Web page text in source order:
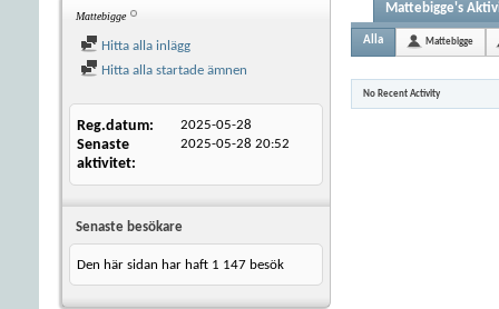
Mattebigge
Hitta alla inlägg
Hitta alla startade ämnen
Reg.datum 2025-05-28
Senaste
aktivitet
2025-05-28 20:52
Senaste besökare
Den här sidan har haft 1 147 besök
Mattebigge's
Alla Mattebigge
No Recent Activity